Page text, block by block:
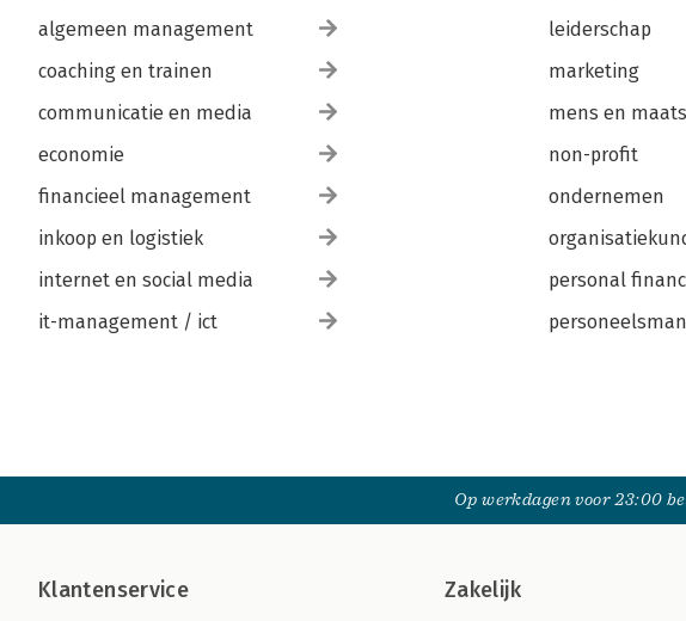
algemeen management
coaching en trainen
communicatie en media
economie
financieel management
inkoop en logistiek
internet en social media
it-management / ict
leiderschap
marketing
mens en
non-profit
ondernemen
personal
Op werkdagen voor 23:00
Klantenservice Zakelijk